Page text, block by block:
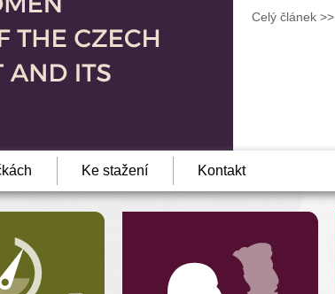
Celý článek >>
Ke stažení Kontakt